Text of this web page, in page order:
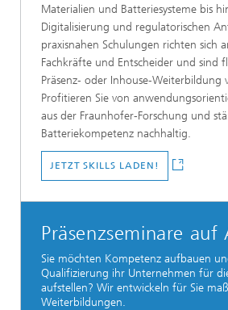
Materialien und Batteriesysteme bis
Digitalisierung und regulatorischen
praxisnahen Schulungen richten sich
Fachkräfte und Entscheider und sind
Präsenz‑ oder Inhouse‑Weiterbildung
Profitieren Sie von
aus der Fraunhofer-Forschung und
Batteriekompetenz nachhaltig.
JETZT SKILLS LADEN!
Präsenzseminare auf
Sie möchten Kompetenz aufbauen
Qualifizierung ihr Unternehmen für
aufstellen? Wir entwickeln für Sie
Weiterbildungen.